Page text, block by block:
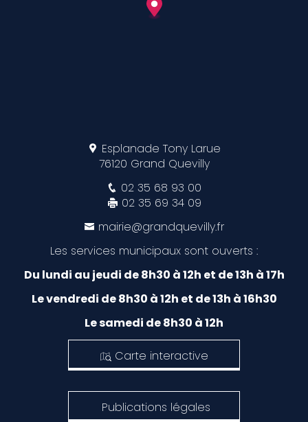
Esplanade Tony Larue
76120 Grand Quevilly
02 35 68 93 00
02 35 69 34 09
mairie@grandquevilly.fr
Les services municipaux sont ouverts :
Du lundi au jeudi de 8h30 à 12h et de 13h à 17h
Le vendredi de 8h30 à 12h et de 13h à 16h30
Le samedi de 8h30 à 12h
Carte interactive
Publications légales